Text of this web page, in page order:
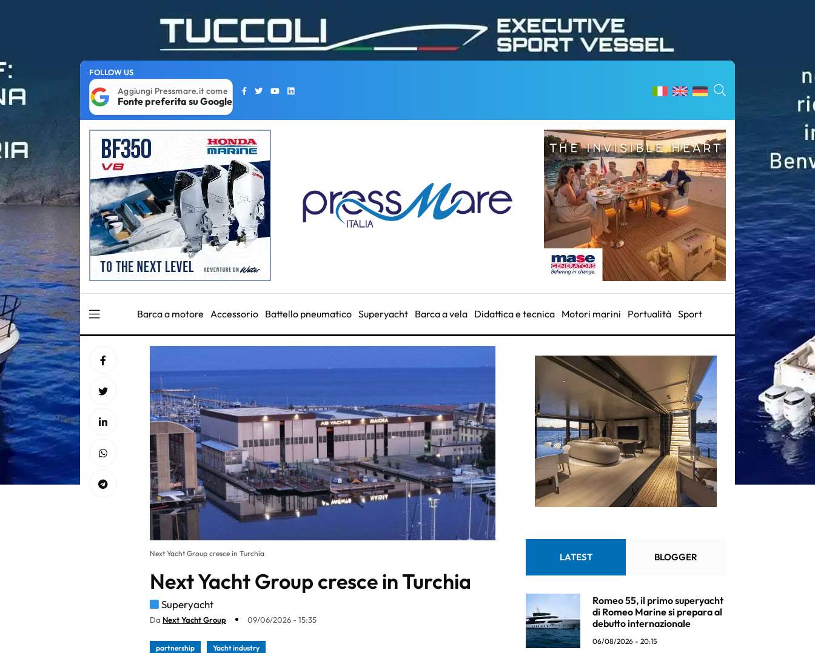
FOLLOW US
Aggiungi Pressmare.it come
Fonte preferita su Google
Barca a motore Accessorio Battello pneumatico Superyacht Barca a vela Didattica e tecnica Motori marini Portualità Sport
Next Yacht Group cresce in Turchia
Next Yacht Group cresce in Turchia
Superyacht
Da Next Yacht Group 09/06/2026 - 15:35
partnership Yacht industry
LATEST BLOGGER
Romeo 55, il primo superyacht
di Romeo Marine si prepara al
debutto internazionale
06/08/2026 - 20:15